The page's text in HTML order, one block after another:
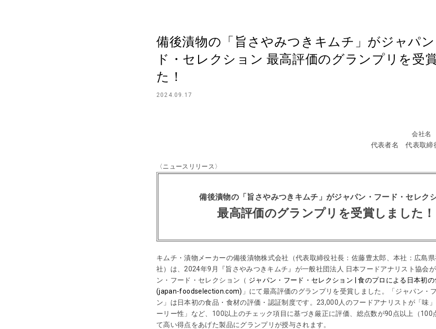
備後漬物の「旨さやみつきキムチ」がジャパ
ド・セレクション 最高評価のグランプリを受
た！
2024.09.17
会社名
代表者名 代表取締
〈ニュースリリース〉
備後漬物の「旨さやみつきキムチ」がジャパン・フード・セレク
最高評価のグランプリを受賞しました！
キムチ・漬物メーカーの備後漬物株式会社（代表取締役社長：佐藤豊太郎、本社：広島
社）は、2024年9月『旨さやみつきキムチ』が一般社団法人 日本フードアナリスト協会
ン・フード・セレクション（ ジャパン・フード・セレクション | 食のプロによる日本初
(japan-foodselection.com) 」にて最高評価のグランプリを受賞しました。「ジャパン・
ン」は日本初の食品・食材の評価・認証制度です。 23,000 人のフードアナリストが「味
ーリー性」など、 100以上のチェック項目に基づき厳正に評価、総点数が90 点以上（100
て高い得点をあげた製品にグランプリが授与されます。